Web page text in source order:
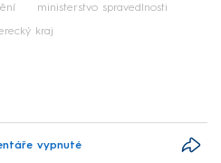
ministerstvo spravedlnosti
kraj
vypnuté